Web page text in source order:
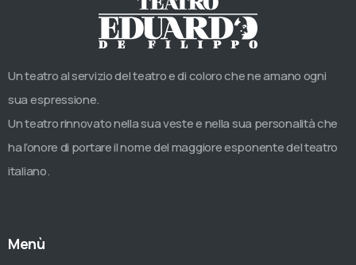
Un teatro al servizio del teatro e di coloro che ne amano ogni
sua espressione.
Un teatro rinnovato nella sua veste e nella sua personalità che
ha l’onore di portare il nome del maggiore esponente del teatro
italiano.
Menù